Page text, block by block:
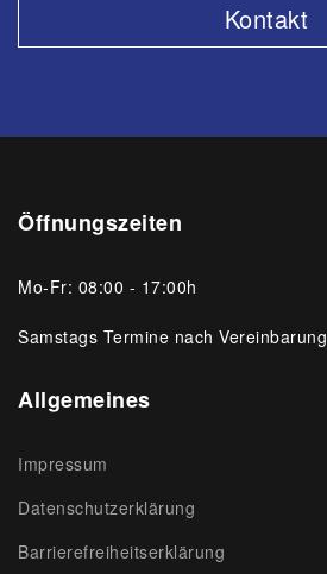
Kontakt
Öffnungszeiten
Mo-Fr: 08:00 - 17:00h
Samstags Termine nach Vereinbarung
Allgemeines
Impressum
Datenschutzerklärung
Barrierefreiheitserklärung